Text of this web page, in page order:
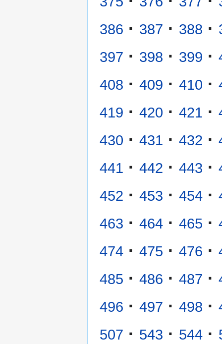
386 · 387 · 388 ·
397 · 398 · 399 ·
408 · 409 · 410 ·
419 · 420 · 421 ·
430 · 431 · 432 ·
441 · 442 · 443 ·
452 · 453 · 454 ·
463 · 464 · 465 ·
474 · 475 · 476 ·
485 · 486 · 487 ·
496 · 497 · 498 ·
507 · 543 · 544 ·